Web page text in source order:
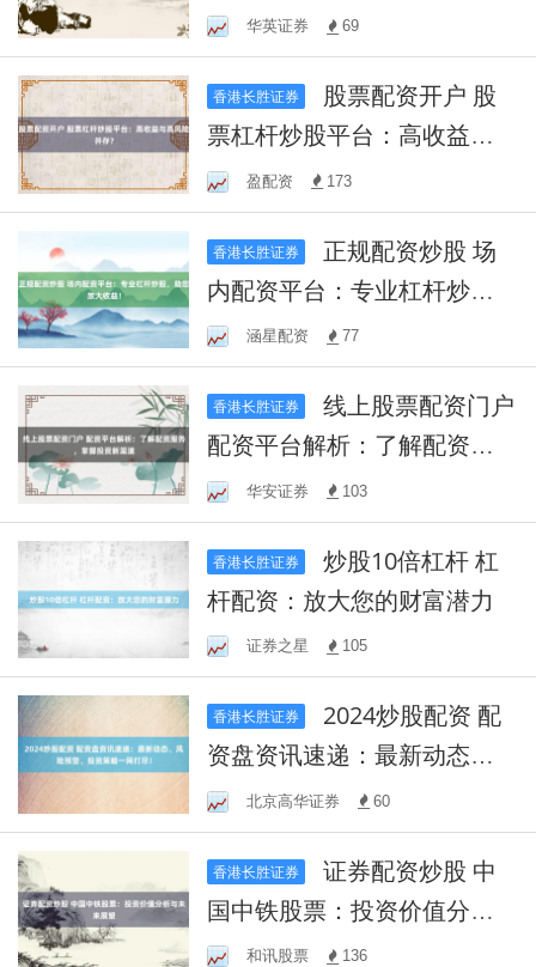
机遇！华英证券 69
香港长胜证券
票杠杆炒股平台：高收益与
高风险并存？
盈配资 173
香港长胜证券
内配资平台：专业杠杆炒
股，助您放大收益！
涵星配资 77
香港长胜证券
线上股票配资门户
配资平台解析：了解配资服
务，掌握投资新渠道
华安证券 103
香港长胜证券
炒股10倍杠杆 杠
杆配资：放大您的财富潜力
证券之星 105
香港长胜证券
资盘资讯速递：最新动态、
风险预警、投资策略一网打
尽！
北京高华证券 60
香港长胜证券
证券配资炒股 中
国中铁股票：投资价值分析
与未来展望
和讯股票 136